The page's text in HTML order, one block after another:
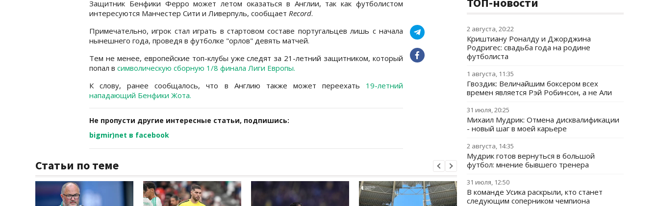
Защитник Бенфики Ферро может летом оказаться в Англии, так как футболистом
интересуются Манчестер Сити и Ливерпуль, сообщает Record.
Примечательно, игрок стал играть в стартовом составе португальцев лишь с начала
нынешнего года, проведя в футболке "орлов" девять матчей.
Тем не менее, европейские топ-клубы уже следят за 21-летний защитником, который
попал в символическую сборную 1/8 финала Лиги Европы.
К слову, ранее сообщалось, что в Англию также может переехать 19-летний
нападающий Бенфики Жота.
Не пропусти другие интересные статьи, подпишись:
bigmir)net в facebook
Статьи по теме
2 августа, 20:22
Криштиану Роналду и Джорджина
Родригес: свадьба года на родине
футболиста
1 августа, 11:35
Гвоздик: Величайшим боксером всех
времен является Рэй Робинсон, а не Али
31 июля, 20:25
Михаил Мудрик: Отмена дисквалификации
- новый шаг в моей карьере
2 августа, 14:35
Мудрик готов вернуться в большой
футбол: мнение бывшего тренера
31 июля, 12:50
В команде Усика раскрыли, кто станет
следующим соперником чемпиона